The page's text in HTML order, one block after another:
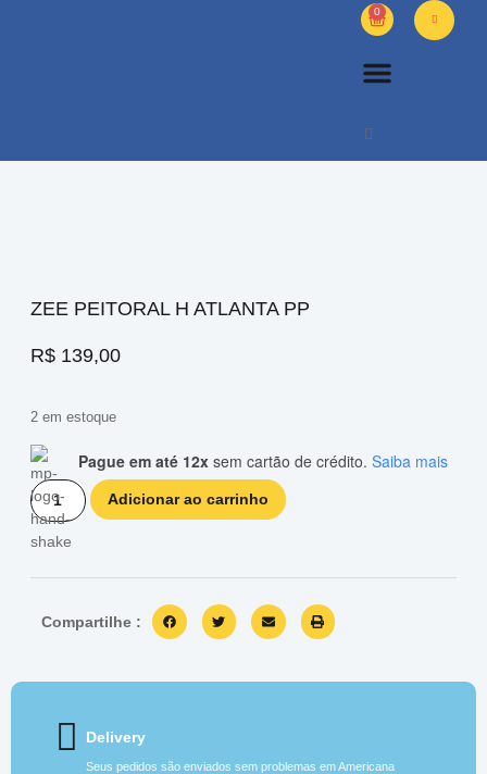
0
ZEE PEITORAL H ATLANTA PP
R$ 139,00
2 em estoque
Pague em até 12x sem cartão de crédito. Saiba mais
Adicionar ao carrinho
Compartilhe :
Delivery
Seus pedidos são enviados sem problemas em Americana